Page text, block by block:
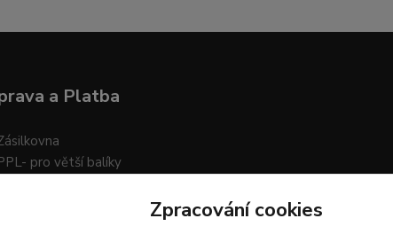
a Platba
pro větší balíky
Možnost platby na účet i na dobírkuZpracování cookies